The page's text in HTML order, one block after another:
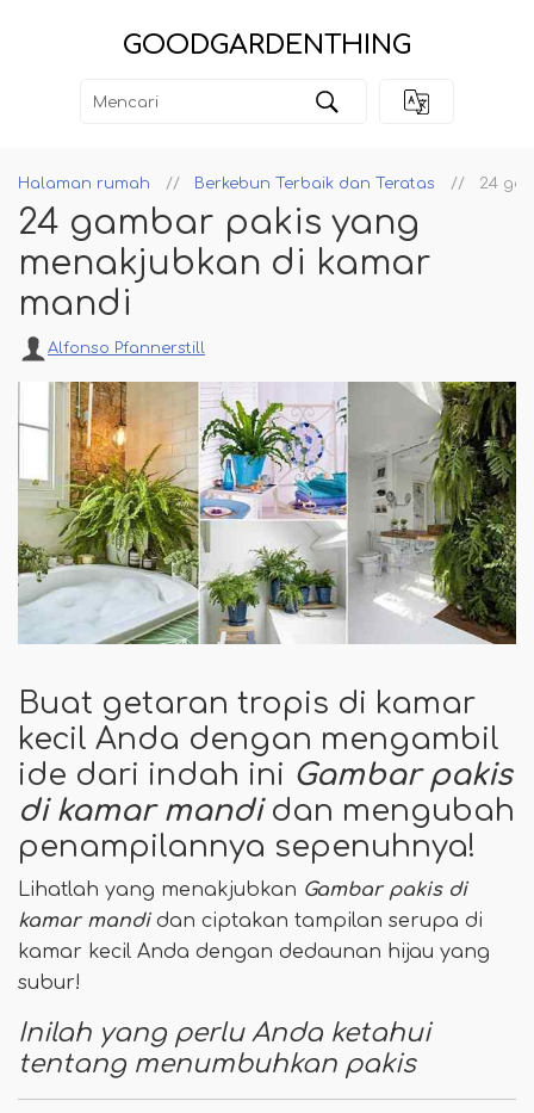
GOODGARDENTHING
Halaman rumah Berkebun Terbaik dan Teratas 24
24 gambar pakis yang
menakjubkan di kamar
mandi
Alfonso Pfannerstill
Buat getaran tropis di kamar
kecil Anda dengan mengambil
ide dari indah ini Gambar pakis
di kamar mandidan mengubah
penampilannya sepenuhnya!
Lihatlah yang menakjubkan Gambar pakis di
kamar mandidan ciptakan tampilan serupa di
kamar kecil Anda dengan dedaunan hijau yang
subur!
Inilah yang perlu Anda ketahui
tentang menumbuhkan pakis